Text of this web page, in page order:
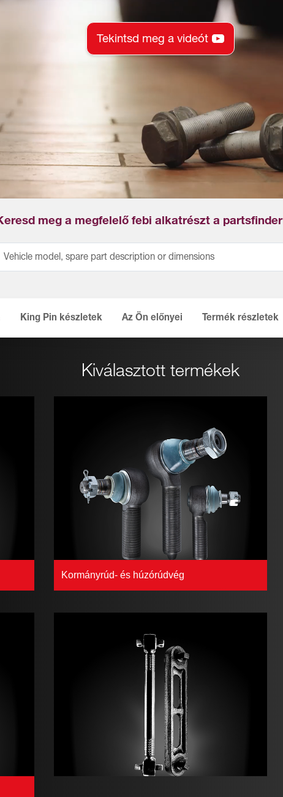
Tekintsd meg a videót
meg a megfelelő febi alkatrészt a partsfinder
King Pin készletek Az Ön előnyei Termék részletek
Kiválasztott termékek
Kormányrúd- és húzórúdvég